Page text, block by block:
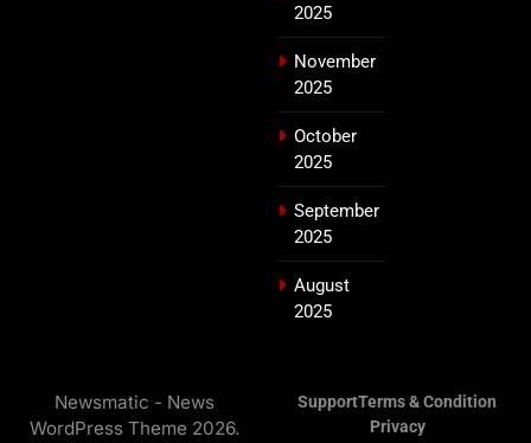
2025
November
2025
October
2025
September
2025
August
2025
Newsmatic - News
WordPress Theme 2026.
SupportTerms & Condition
Privacy